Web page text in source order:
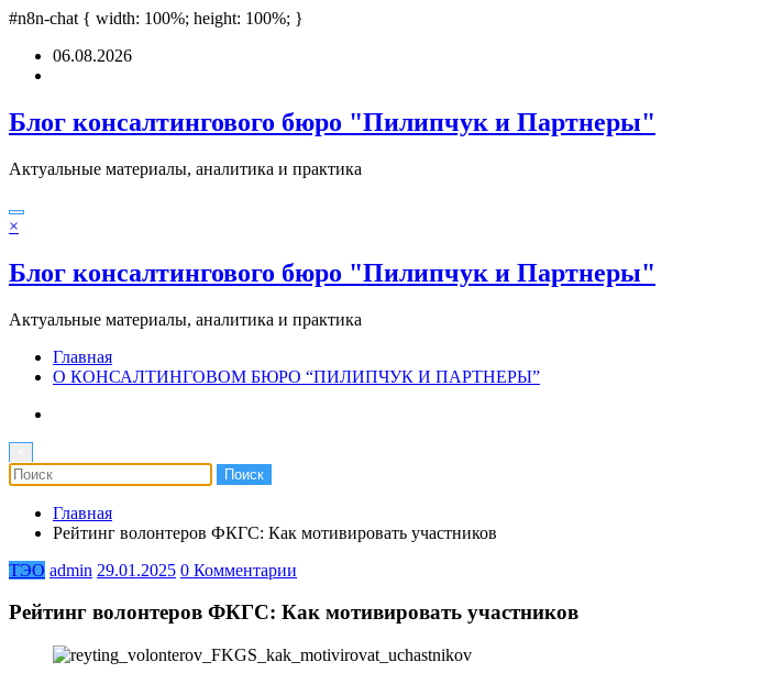
casino sitelerideneme bonusuPadişahbet
#n8n-chat { width: 100%; height: 100%; }
Перейти06.08.2026
Блог консалтингового бюро "Пилипчук и Партнеры"
Актуальные материалы, аналитика и практика
×
Блог консалтингового бюро "Пилипчук и Партнеры"
Актуальные материалы, аналитика и практика
Главная
О КОНСАЛТИНГОВОМ БЮРО “ПИЛИПЧУК И ПАРТНЕРЫ”
Главная
Рейтинг волонтеров ФКГС: Как мотивировать участников
ТЭО admin 29.01.2025 0 Комментарии
Рейтинг волонтеров ФКГС: Как мотивировать участников